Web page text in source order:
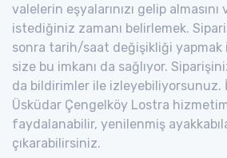
valelerin eşyalarınızı gelip
istediğiniz zamanı belirlemek.
sonra tarih/saat değişikliği yapmak
size bu imkanı da sağlıyor.
da bildirimler ile izleyebiliyorsunuz.
Üsküdar Çengelköy Lostra
faydalanabilir, yenilenmiş
çıkarabilirsiniz.